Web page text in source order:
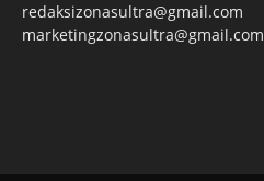
redaksizonasultra@gmail.com
marketingzonasultra@gmail.com